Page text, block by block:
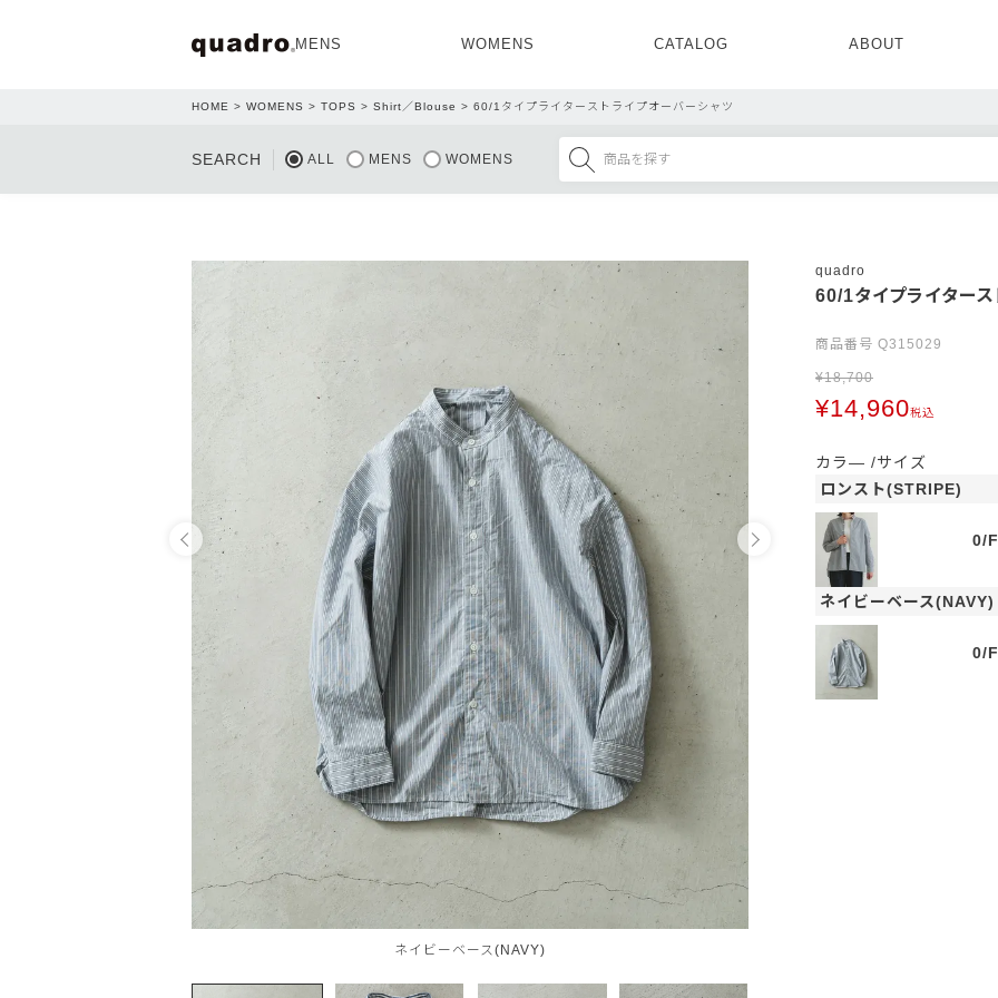
MENS
MENS ALL
TOPS OUTER
WOMENS
WOMENS ALL
TOPS OUTER
CATALOG ABOUT
CONCEPT NEWS
HOME WOMENS TOPS Shirt／Blouse 60/1タイプライターストライプオーバーシャツ
SEARCH ALL MENS WOMENS
ネイビーベース(NAVY)
quadro
60/1タイプライター
商品番号 Q315029
¥18,700
¥14,960税込
カラ―
サイズ
ロンスト(STRIPE)
0/F
ネイビーベース(NAVY)
0/F